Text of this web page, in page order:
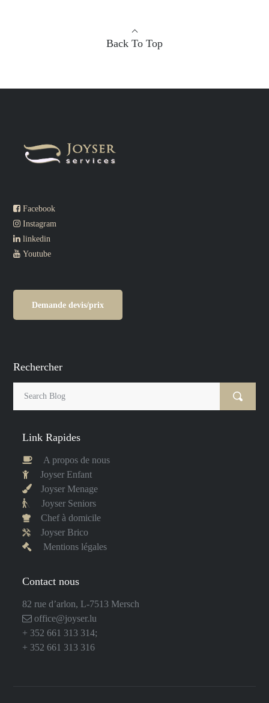
Back To Top
Facebook
Instagram
linkedin
Youtube
Demande devis/prix
Rechercher
Link Rapides
A propos de nous
Joyser Enfant
Joyser Menage
Joyser Seniors
Chef à domicile
Joyser Brico
Mentions légales
Contact nous
82 rue d’arlon, L-7513 Mersch
office@joyser.lu
+ 352 661 313 314;
+ 352 661 313 316